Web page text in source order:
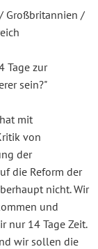
Großbritannien /
Tage zur
sein?"
mit
von
der
die Reform der
nicht. Wir
und
nur 14 Tage Zeit.
wir sollen die